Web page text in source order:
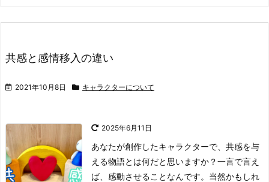
共感と感情移入の違い
2021年10月8日 キャラクターについて
2025年6月11日
あなたが創作したキャラクターで、共感を与
える物語とは何だと思いますか？一言で言え
ば、感動させることなんです。 当然かもしれ